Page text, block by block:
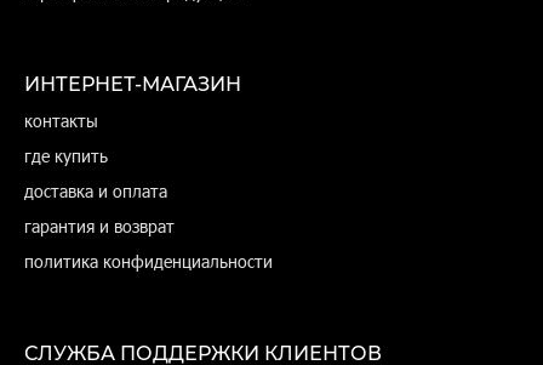
ИНТЕРНЕТ-МАГАЗИН
контакты
где купить
доставка и оплата
гарантия и возврат
политика конфиденциальности
СЛУЖБА ПОДДЕРЖКИ КЛИЕНТОВ